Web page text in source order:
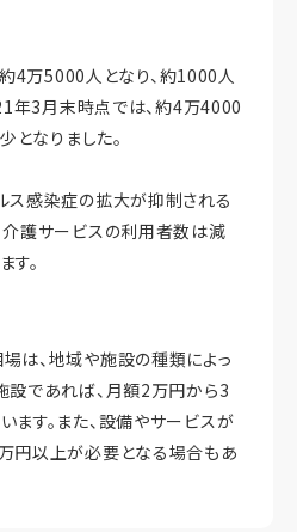
4万5000人となり、約1000人
年3月末時点では、約4万4000
となりました。
ス感染症の拡大が抑制される
介護サービスの利用者数は減
す。
は、地域や施設の種類によっ
設であれば、月額2万円から3
ます。また、設備やサービスが
円以上が必要となる場合もあ